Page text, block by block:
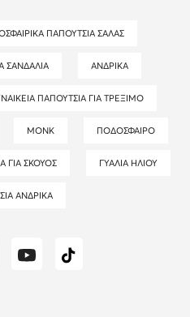
ΠΑΠΟΎΤΣΙΑ ΣΆΛΑΣ
ΣΑΝΔΆΛΙΑ ΑΝΔΡΙΚΆ
ΠΑΠΟΎΤΣΙΑ ΓΙΑ ΤΡΈΞΙΜΟ
MONK ΠΟΔΌΣΦΑΙΡΟ
ΓΙΑ ΣΚΟΥΌΣ ΓΥΑΛΙΆ ΗΛΊΟΥ
ΑΝΔΡΙΚΆ